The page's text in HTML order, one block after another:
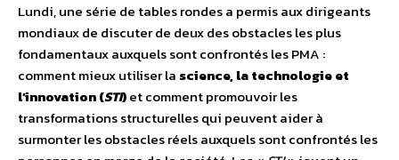
Lundi, une série de tables rondes a permis aux dirigeants
mondiaux de discuter de deux des obstacles les plus
fondamentaux auxquels sont confrontés les PMA :
comment mieux utiliser la science, la technologie et
l’innovation (STI)et comment promouvoir les
transformations structurelles qui peuvent aider à
surmonter les obstacles réels auxquels sont confrontés les